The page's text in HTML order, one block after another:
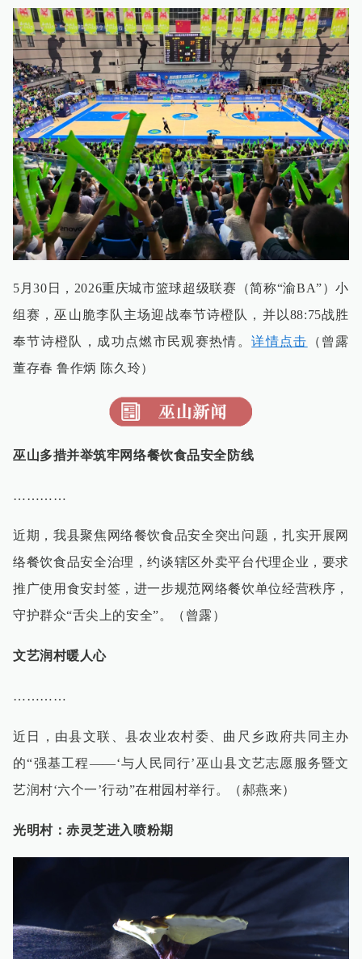
5月30日，2026重庆城市篮球超级联赛（简称“渝BA”）小
组赛，巫山脆李队主场迎战奉节诗橙队，并以88:75战胜
奉节诗橙队，成功点燃市民观赛热情。详情点击 （曾露
董存春 鲁作炳 陈久玲）
巫山多措并举筑牢网络餐饮食品安全防线
…………
近期，我县聚焦网络餐饮食品安全突出问题，扎实开展网
络餐饮食品安全治理，约谈辖区外卖平台代理企业，要求
推广使用食安封签，进一步规范网络餐饮单位经营秩序，
守护群众“舌尖上的安全”。（曾露）
文艺润村暖人心
…………
近日，由县文联、县农业农村委、曲尺乡政府共同主办
的“强基工程——‘与人民同行’巫山县文艺志愿服务暨文
艺润村‘六个一’行动”在柑园村举行。（郝燕来）
光明村：赤灵芝进入喷粉期